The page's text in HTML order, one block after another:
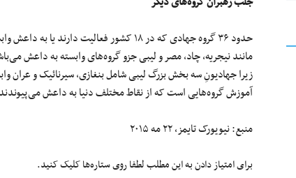
حدود ۳۶ گروه جهادی که در ۱۸ کشور فعالیت
مانند نیجریه، چاد، مصر و لیبی جزو گروه‌های وابسته به داعش
زیرا جهادیونِ سه بخش بزرگ لیبی شامل بنغازی، سیرنائیک و عران
آموزش گروه‌هایی است که از نقاط مختلف دنیا به داعش
منبع: نیویورک تایمز، ۲۲ مه ۲۰۱۵
برای امتیاز دادن به این مطلب لطفا روی ستاره‌ها کلیک کنید.